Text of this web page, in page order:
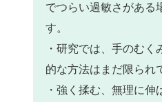
でつらい過敏さがある
す。
・研究では、手のむく
的な方法はまだ限られ
・強く揉む、無理に伸